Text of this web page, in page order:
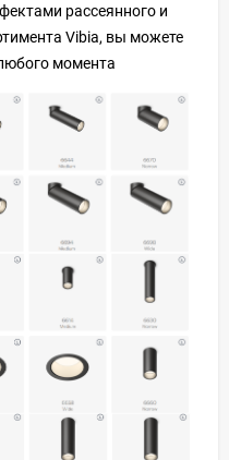
рассеянного и
Vibia, вы можете
момента